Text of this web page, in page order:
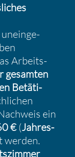
unein­ge­
Arbeits­
gesamten
Betäti­
ein
€(Jahres­
werden.